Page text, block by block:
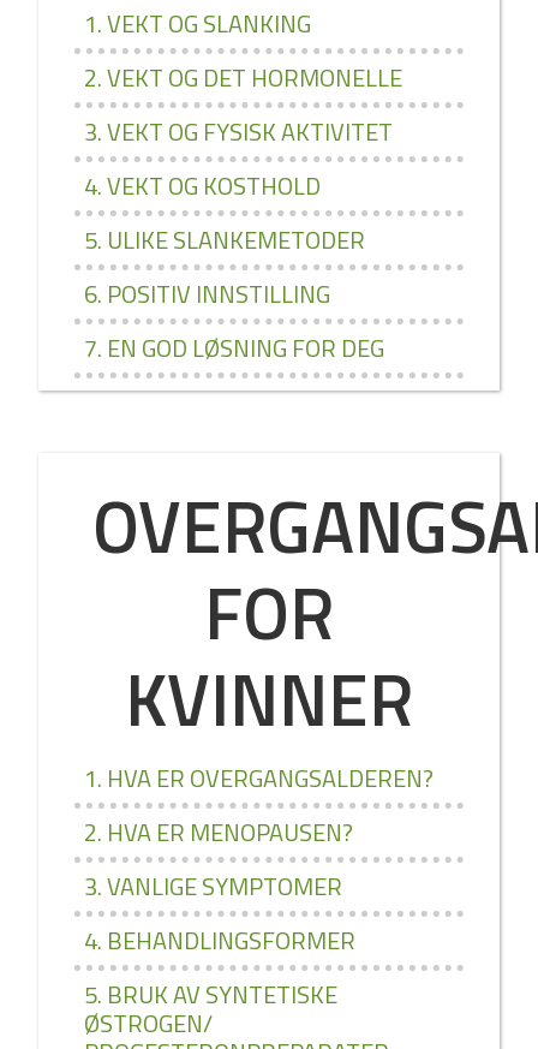
1. VEKT OG SLANKING
2. VEKT OG DET HORMONELLE
3. VEKT OG FYSISK AKTIVITET
4. VEKT OG KOSTHOLD
5. ULIKE SLANKEMETODER
6. POSITIV INNSTILLING
7. EN GOD LØSNING FOR DEG
FOR
KVINNER
1. HVA ER OVERGANGSALDEREN?
2. HVA ER MENOPAUSEN?
3. VANLIGE SYMPTOMER
4. BEHANDLINGSFORMER
5. BRUK AV SYNTETISKE
ØSTROGEN/